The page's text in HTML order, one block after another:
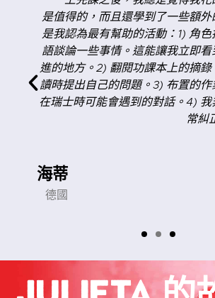
是值得的，而且還學到了一些額
是我認為最有幫助的活動：1) 角
語談論一些事情。這能讓我立即
進的地方。2) 翻閱功課本上的摘
讀時提出自己的問題。3) 布置的
在瑞士時可能會遇到的對話。4) 我
常糾
海蒂
德國